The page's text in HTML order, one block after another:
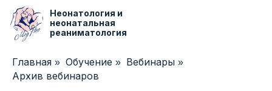
Неонатология и
неонатальная
реаниматология
Центр медицинского образования
Главная » Обучение » Вебинары »
Архив вебинаров